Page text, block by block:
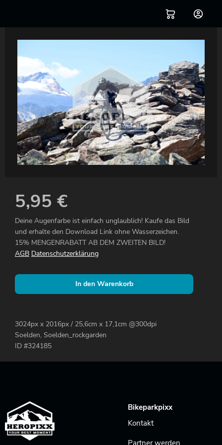
5,95 €
Deine Augenfarbe ist einfach unglaublich! Kaufe das Bild
und erhalte den Download Link ohne Wasserzeichen.
15% MENGENRABATT AB DEM ZWEITEN BILD!
AGB Datenschutzerklärung
In den Warenkorb
3024px x 2016px / 25,6cm x 17,1cm @300dpi
Soelden, Soelden_rockgarden
ID #324185
Bikeparkpixx
Kontakt
Partner werden